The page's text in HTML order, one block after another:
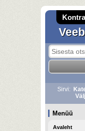
Sirvi:
Menüü
Avaleht